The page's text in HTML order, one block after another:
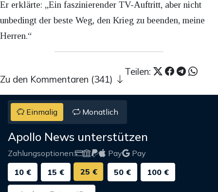
Er erklärte: „Ein faszinierender TV-Auftritt, aber nicht
unbedingt der beste Weg, den Krieg zu beenden, meine
Herren.“
Teilen:
Zu den Kommentaren (341)
Einmalig Monatlich
Apollo News unterstützen
Zahlungsoptionen: Pay
Pay
10 €
15 € 25 € 50 € 100 €